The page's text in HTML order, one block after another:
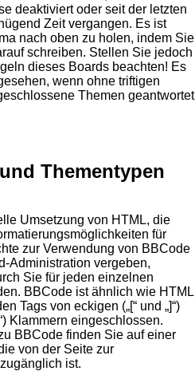
deaktiviert oder seit der letzten
Zeit vergangen. Es ist
nach oben zu holen, indem Sie
schreiben. Stellen Sie jedoch
dieses Boards beachten! Es
wenn ohne triftigen
Themen geantwortet
Thementypen
Umsetzung von HTML, die
für
zur Verwendung von BBCode
Administration vergeben,
Sie für jeden einzelnen
BBCode ist ähnlich wie HTML
Tags von eckigen („[“ und „]“)
Klammern eingeschlossen.
BBCode finden Sie auf einer
von der Seite zur
ist.